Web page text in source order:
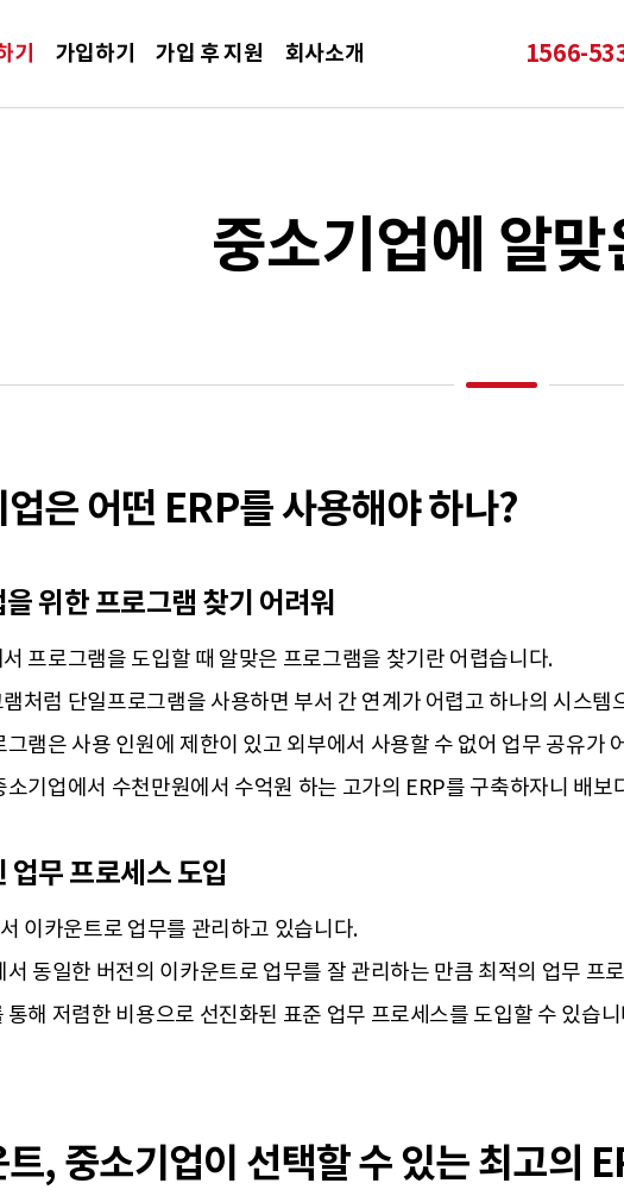
기 가입하기 가입 후 지원 회사소개 1566-
중소기업에 알
은 어떤 ERP를 사용해야 하나?
위한 프로그램 찾기 어려워
프로그램을 도입할 때 알맞은 프로그램을 찾기란 어렵습니다.
처럼 단일프로그램을 사용하면 부서 간 연계가 어렵고 하나의 시스템
그램은 사용 인원에 제한이 있고 외부에서 사용할 수 없어 업무 공유가
소기업에서 수천만원에서 수억원 하는 고가의 ERP를 구축하자니 배보
업무 프로세스 도입
이카운트로 업무를 관리하고 있습니다.
서 동일한 버전의 이카운트로 업무를 잘 관리하는 만큼 최적의 업무 프
통해 저렴한 비용으로 선진화된 표준 업무 프로세스를 도입할 수 있습
, 중소기업이 선택할 수 있는 최고의